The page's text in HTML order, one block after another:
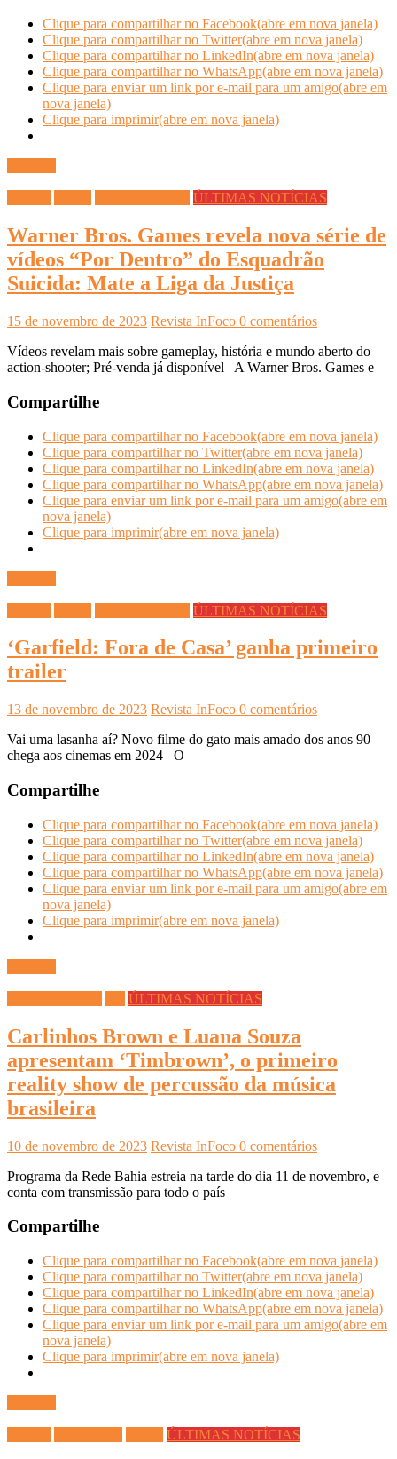
Clique para compartilhar no Facebook(abre em nova janela)
Clique para compartilhar no Twitter(abre em nova janela)
Clique para compartilhar no LinkedIn(abre em nova janela)
Clique para compartilhar no WhatsApp(abre em nova janela)
Clique para enviar um link por e-mail para um amigo(abre em
nova janela)
Clique para imprimir(abre em nova janela)
ÚLTIMAS NOTÍCIAS
Warner Bros. Games revela nova série de
vídeos “Por Dentro” do Esquadrão
Suicida: Mate a Liga da Justiça
15 de novembro de 2023 Revista InFoco 0 comentários
Vídeos revelam mais sobre gameplay, história e mundo aberto do
action-shooter; Pré-venda já disponível A Warner Bros. Games e
Compartilhe
Clique para compartilhar no Facebook(abre em nova janela)
Clique para compartilhar no Twitter(abre em nova janela)
Clique para compartilhar no LinkedIn(abre em nova janela)
Clique para compartilhar no WhatsApp(abre em nova janela)
Clique para enviar um link por e-mail para um amigo(abre em
nova janela)
Clique para imprimir(abre em nova janela)
ÚLTIMAS NOTÍCIAS
‘Garfield: Fora de Casa’ ganha primeiro
trailer
13 de novembro de 2023 Revista InFoco 0 comentários
Vai uma lasanha aí? Novo filme do gato mais amado dos anos 90
chega aos cinemas em 2024 O
Compartilhe
Clique para compartilhar no Facebook(abre em nova janela)
Clique para compartilhar no Twitter(abre em nova janela)
Clique para compartilhar no LinkedIn(abre em nova janela)
Clique para compartilhar no WhatsApp(abre em nova janela)
Clique para enviar um link por e-mail para um amigo(abre em
nova janela)
Clique para imprimir(abre em nova janela)
ÚLTIMAS NOTÍCIAS
Carlinhos Brown e Luana Souza
apresentam ‘Timbrown’, o primeiro
reality show de percussão da música
brasileira
10 de novembro de 2023 Revista InFoco 0 comentários
Programa da Rede Bahia estreia na tarde do dia 11 de novembro, e
conta com transmissão para todo o país
Compartilhe
Clique para compartilhar no Facebook(abre em nova janela)
Clique para compartilhar no Twitter(abre em nova janela)
Clique para compartilhar no LinkedIn(abre em nova janela)
Clique para compartilhar no WhatsApp(abre em nova janela)
Clique para enviar um link por e-mail para um amigo(abre em
nova janela)
Clique para imprimir(abre em nova janela)
ÚLTIMAS NOTÍCIAS